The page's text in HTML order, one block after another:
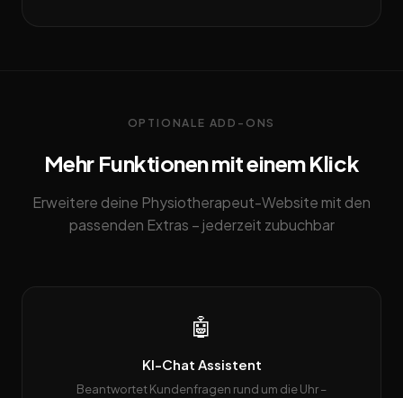
OPTIONALE ADD-ONS
Mehr Funktionen mit einem Klick
Erweitere deine Physiotherapeut-Website mit den
passenden Extras – jederzeit zubuchbar
🤖
KI-Chat Assistent
Beantwortet Kundenfragen rund um die Uhr –